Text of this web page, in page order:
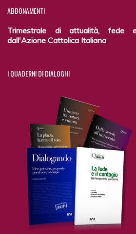
ABBONAMENTI
Trimestrale di attualità, fede
dall'Azione Cattolica Italiana
IQUADERNI DI DIALOGHI